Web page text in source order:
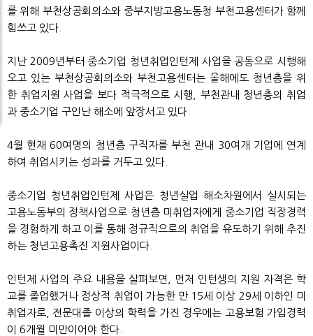
를 위해 부천상공회의소와 중부지방고용노동청 부천고용센터가 함께
힘쓰고 있다.
지난 2009년부터 중소기업 청년취업인턴제 사업을 공동으로 시행해
오고 있는 부천상공회의소와 부천고용센터는 올해에도 청년층을 위
한 취업지원 사업을 보다 적극적으로 시행, 부천관내 청년층의 취업
과 중소기업 구인난 해소에 앞장서고 있다.
4월 현재 60여명의 청년층 구직자를 부천 관내 30여개 기업에 연계
하여 취업시키는 성과를 거두고 있다.
중소기업 청년취업인턴제 사업은 청년실업 해소차원에서 실시되는
고용노동부의 정책사업으로 청년층 미취업자에게 중소기업 직장경력
을 경험하게 하고 이를 통해 정규직으로의 취업을 유도하기 위해 추진
하는 청년고용촉진 지원사업이다.
인턴제 사업의 주요 내용을 살펴보면, 먼저 인턴생의 지원 자격은 학
교를 졸업했거나 정상적 취업이 가능한 만 15세 이상 29세 이하인 미
취업자로, 전문대졸 이상의 학력을 가진 경우에는 고용보험 가입경력
이 6개월 미만이어야 한다.